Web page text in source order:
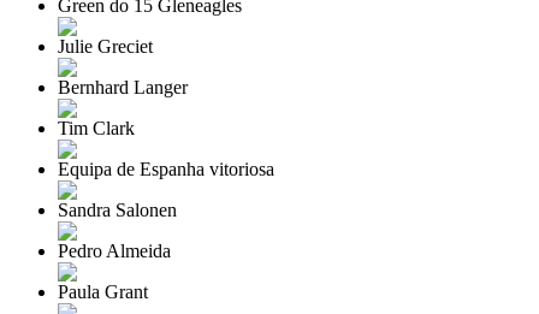
Green do 15 Gleneagles
Julie Greciet
Bernhard Langer
Tim Clark
Equipa de Espanha vitoriosa
Sandra Salonen
Pedro Almeida
Paula Grant